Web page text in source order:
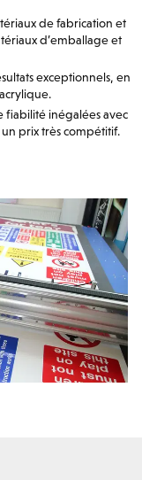
de fabrication et
d’emballage et
exceptionnels, en
fiabilité inégalées avec
prix très compétitif.